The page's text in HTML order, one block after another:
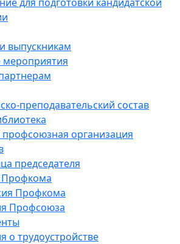
выпускникам
преподавательский состав
организация
председателя
Профкома
Профкома
Профсоюза
о трудоустройстве